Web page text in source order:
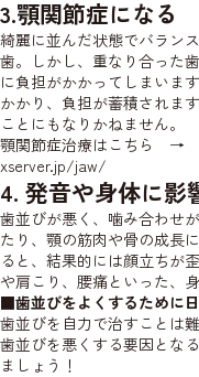
3.顎関節症になる
綺麗に並んだ状態でバラン
歯。しかし、重なり合った
に負担がかかってしまいま
かかり、負担が蓄積されま
ことにもなりかねません。
顎関節症治療はこちら →
xserver.jp/jaw/
4. 発音や身体に影
歯並びが悪く、噛み合わせ
たり、顎の筋肉や骨の成長
ると、結果的には顔立ちが
や肩こり、腰痛といった、
■歯並びをよくするために
歯並びを自力で治すことは
歯並びを悪くする要因とな
ましょう！